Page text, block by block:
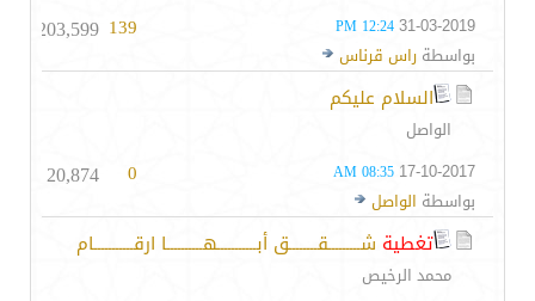
31-03-2019
12:24 PM
بواسطة راس قرناس
139
203,599
السلام عليكم
الواصل
17-10-2017
08:35 AM
بواسطة الواصل
0
20,874
تغطية شـــــــــقــــــــق أبـــــــــــهــــــــــا ارقـــــــــــام
محمد الرخيص